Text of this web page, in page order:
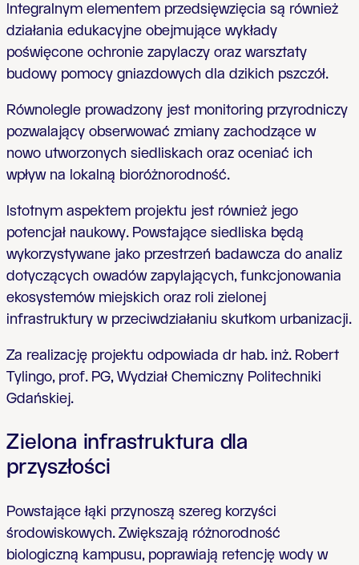
Integralnym elementem przedsięwzięcia są również
działania edukacyjne obejmujące wykłady
poświęcone ochronie zapylaczy oraz warsztaty
budowy pomocy gniazdowych dla dzikich pszczół.
Równolegle prowadzony jest monitoring przyrodniczy
pozwalający obserwować zmiany zachodzące w
nowo utworzonych siedliskach oraz oceniać ich
wpływ na lokalną bioróżnorodność.
Istotnym aspektem projektu jest również jego
potencjał naukowy. Powstające siedliska będą
wykorzystywane jako przestrzeń badawcza do analiz
dotyczących owadów zapylających, funkcjonowania
ekosystemów miejskich oraz roli zielonej
infrastruktury w przeciwdziałaniu skutkom urbanizacji.
Za realizację projektu odpowiada dr hab. inż. Robert
Tylingo, prof. PG, Wydział Chemiczny Politechniki
Gdańskiej.
Zielona infrastruktura dla
przyszłości
Powstające łąki przynoszą szereg korzyści
środowiskowych. Zwiększają różnorodność
biologiczną kampusu, poprawiają retencję wody w